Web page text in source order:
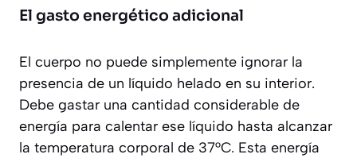
El gasto energético adicional
El cuerpo no puede simplemente ignorar la
presencia de un líquido helado en su interior.
Debe gastar una cantidad considerable de
energía para calentar ese líquido hasta alcanzar
la temperatura corporal de 37°C. Esta energía